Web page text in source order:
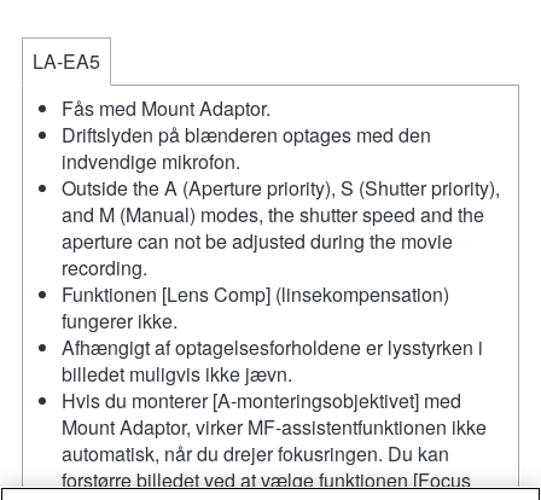
LA-EA5
Fås med Mount Adaptor.
Driftslyden på blænderen optages med den
indvendige mikrofon.
Outside the A (Aperture priority), S (Shutter priority),
and M (Manual) modes, the shutter speed and the
aperture can not be adjusted during the movie
recording.
Funktionen [Lens Comp] (linsekompensation)
fungerer ikke.
Afhængigt af optagelsesforholdene er lysstyrken i
billedet muligvis ikke jævn.
Hvis du monterer [A-monteringsobjektivet] med
Mount Adaptor, virker MF-assistentfunktionen ikke
automatisk, når du drejer fokusringen. Du kan
forstørre billedet ved at vælge funktionen [Focus